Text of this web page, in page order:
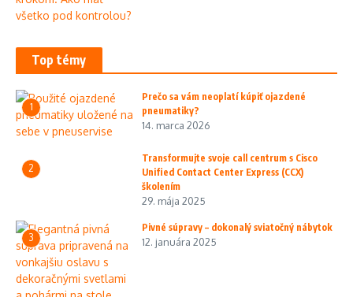
Top témy
1
Prečo sa vám neoplatí kúpiť ojazdené
pneumatiky?
14. marca 2026
2
Transformujte svoje call centrum s Cisco
Unified Contact Center Express (CCX)
školením
29. mája 2025
3
Pivné súpravy – dokonalý sviatočný nábytok
12. januára 2025